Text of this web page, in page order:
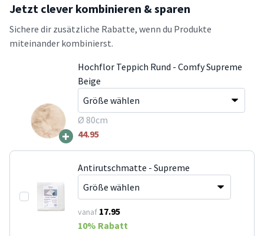
Jetzt clever kombinieren & sparen
Sichere dir zusätzliche Rabatte, wenn du Produkte
miteinander kombinierst.
+
Hochflor Teppich Rund - Comfy Supreme
Beige
Ø 80cm
44.95
Antirutschmatte - Supreme
vanaf 17.95
10% Rabatt